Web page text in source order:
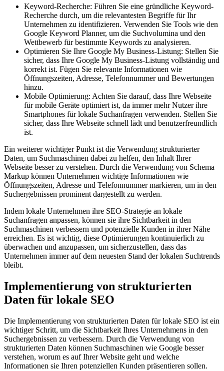
Keyword-Recherche: Führen Sie eine gründliche Keyword-
Recherche durch, um die relevantesten Begriffe für Ihr
Unternehmen zu identifizieren. Verwenden Sie Tools wie den
Google Keyword Planner, um die Suchvolumina und den
Wettbewerb für bestimmte Keywords zu analysieren.
Optimieren Sie Ihre Google My Business-Listung: Stellen Sie
sicher, dass Ihre Google My Business-Listung vollständig und
korrekt ist. Fügen Sie relevante Informationen wie
Öffnungszeiten, Adresse, Telefonnummer und Bewertungen
hinzu.
Mobile Optimierung: Achten Sie darauf, dass Ihre Webseite
für mobile Geräte optimiert ist, da immer mehr Nutzer ihre
Smartphones für lokale Suchanfragen verwenden. Stellen Sie
sicher, dass Ihre Webseite schnell lädt und benutzerfreundlich
ist.
Ein weiterer wichtiger Punkt ist die Verwendung strukturierter
Daten, um Suchmaschinen dabei zu helfen, den Inhalt Ihrer
Webseite besser zu verstehen. Durch die Verwendung von Schema
Markup können Unternehmen wichtige Informationen wie
Öffnungszeiten, Adresse und Telefonnummer markieren, um in den
Suchergebnissen prominent dargestellt zu werden.
Indem lokale Unternehmen ihre SEO-Strategie an lokale
Suchanfragen anpassen, können sie ihre Sichtbarkeit in den
Suchmaschinen verbessern und potenzielle Kunden in ihrer Nähe
erreichen. Es ist wichtig, diese Optimierungen kontinuierlich zu
überwachen und anzupassen, um sicherzustellen, dass das
Unternehmen immer auf dem neuesten Stand der lokalen Suchtrends
bleibt.
Implementierung von strukturierten
Daten für lokale SEO
Die Implementierung von strukturierten Daten für lokale SEO ist ein
wichtiger Schritt, um die Sichtbarkeit Ihres Unternehmens in den
Suchergebnissen zu verbessern. Durch die Verwendung von
strukturierten Daten können Suchmaschinen wie Google besser
verstehen, worum es auf Ihrer Website geht und welche
Informationen sie Ihren potenziellen Kunden präsentieren sollen.